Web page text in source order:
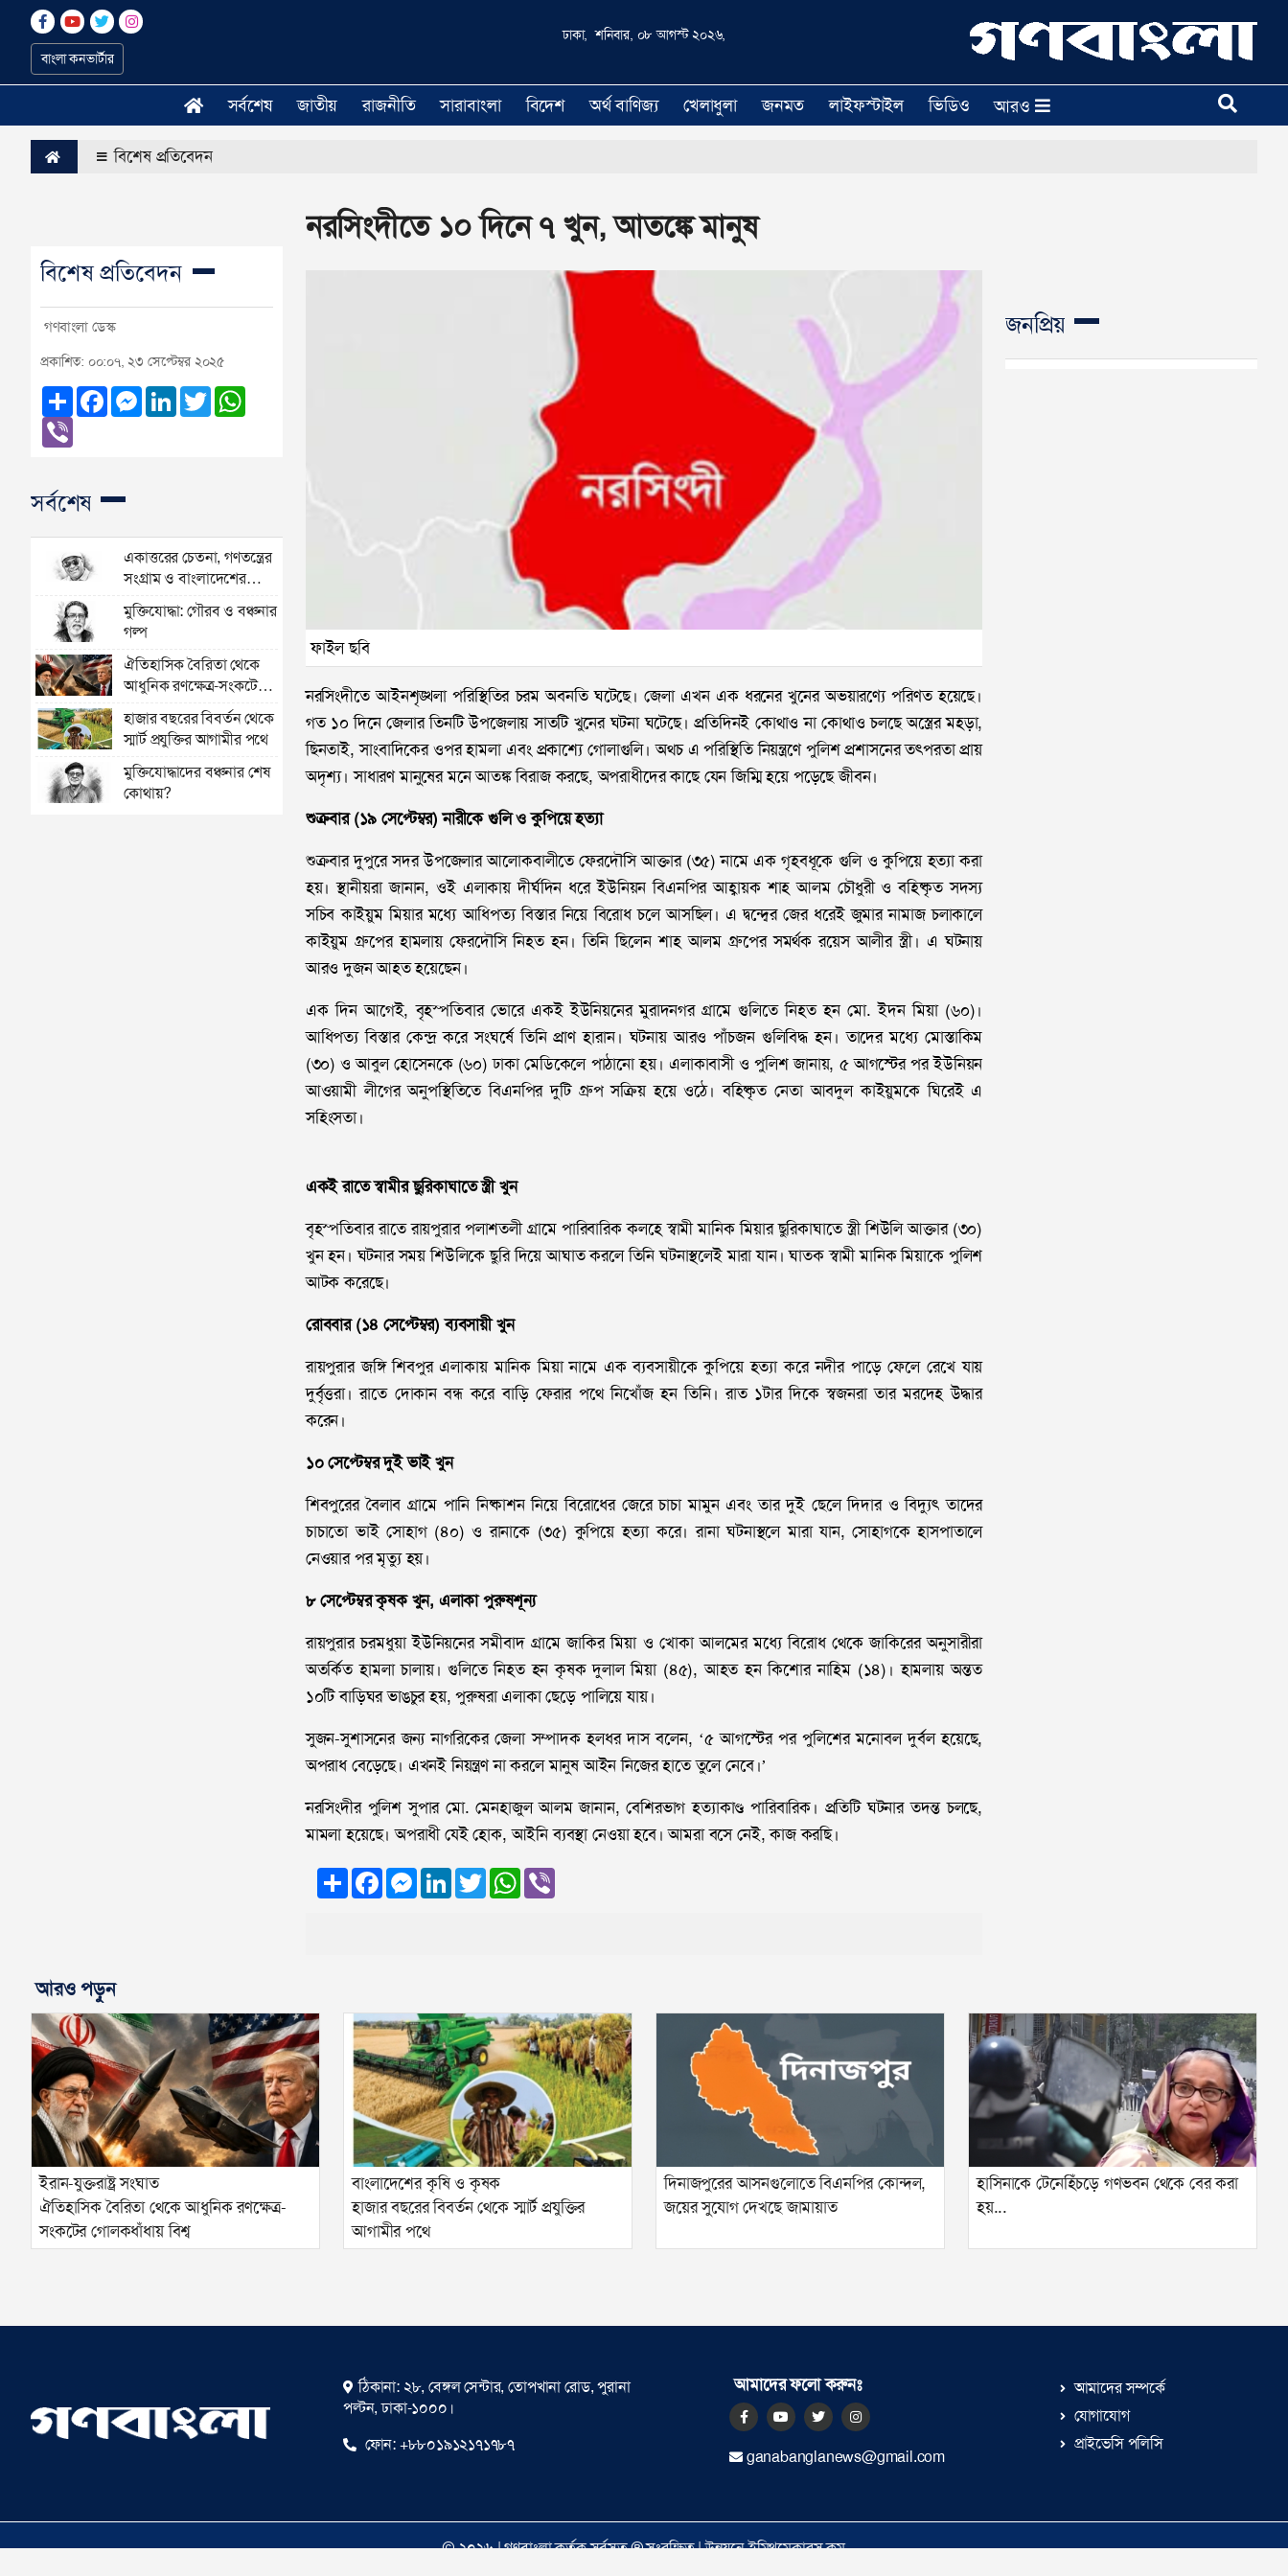
বাংলা কনভার্টার
ঢাকা, শনিবার, ০৮ আগস্ট ২০২৬,
সর্বশেষ জাতীয় রাজনীতি সারাবাংলা বিদেশ অর্থ বাণিজ্য খেলাধুলা জনমত লাইফস্টাইল ভিডিও আরও
বিশেষ প্রতিবেদন
নরসিংদীতে ১০ দিনে ৭ খুন, আতঙ্কে মানুষ
বিশেষ প্রতিবেদন
গণবাংলা ডেস্ক
প্রকাশিত: ০০:০৭, ২৩ সেপ্টেম্বর ২০২৫
ShareFacebookMessenger
LinkedIn
Twitter
সর্বশেষ
একাত্তরের চেতনা, গণতন্ত্রের
সংগ্রাম ও বাংলাদেশের
অভিযাত্রা
মুক্তিযোদ্ধা: গৌরব ও বঞ্চনার
গল্প
ঐতিহাসিক বৈরিতা থেকে
আধুনিক রণক্ষেত্র-সংকটের
গোলকধাঁধায় বিশ্ব
হাজার বছরের বিবর্তন থেকে
স্মার্ট প্রযুক্তির আগামীর পথে
মুক্তিযোদ্ধাদের বঞ্চনার শেষ
কোথায়?
ফাইল ছবি
নরসিংদীতে আইনশৃঙ্খলা পরিস্থিতির চরম অবনতি ঘটেছে। জেলা এখন এক ধরনের খুনের অভয়ারণ্যে পরিণত হয়েছে।
গত ১০ দিনে জেলার তিনটি উপজেলায় সাতটি খুনের ঘটনা ঘটেছে। প্রতিদিনই কোথাও না কোথাও চলছে অস্ত্রের মহড়া,
ছিনতাই, সাংবাদিকের ওপর হামলা এবং প্রকাশ্যে গোলাগুলি। অথচ এ পরিস্থিতি নিয়ন্ত্রণে পুলিশ প্রশাসনের তৎপরতা প্রায়
অদৃশ্য। সাধারণ মানুষের মনে আতঙ্ক বিরাজ করছে, অপরাধীদের কাছে যেন জিম্মি হয়ে পড়েছে জীবন।
শুক্রবার (১৯ সেপ্টেম্বর) নারীকে গুলি ও কুপিয়ে হত্যা
শুক্রবার দুপুরে সদর উপজেলার আলোকবালীতে ফেরদৌসি আক্তার (৩৫) নামে এক গৃহবধূকে গুলি ও কুপিয়ে হত্যা করা
হয়। স্থানীয়রা জানান, ওই এলাকায় দীর্ঘদিন ধরে ইউনিয়ন বিএনপির আহ্বায়ক শাহ আলম চৌধুরী ও বহিষ্কৃত সদস্য
সচিব কাইয়ুম মিয়ার মধ্যে আধিপত্য বিস্তার নিয়ে বিরোধ চলে আসছিল। এ দ্বন্দ্বের জের ধরেই জুমার নামাজ চলাকালে
কাইয়ুম গ্রুপের হামলায় ফেরদৌসি নিহত হন। তিনি ছিলেন শাহ আলম গ্রুপের সমর্থক রয়েস আলীর স্ত্রী। এ ঘটনায়
আরও দুজন আহত হয়েছেন।
এক দিন আগেই, বৃহস্পতিবার ভোরে একই ইউনিয়নের মুরাদনগর গ্রামে গুলিতে নিহত হন মো. ইদন মিয়া (৬০)।
আধিপত্য বিস্তার কেন্দ্র করে সংঘর্ষে তিনি প্রাণ হারান। ঘটনায় আরও পাঁচজন গুলিবিদ্ধ হন। তাদের মধ্যে মোস্তাকিম
(৩০) ও আবুল হোসেনকে (৬০) ঢাকা মেডিকেলে পাঠানো হয়। এলাকাবাসী ও পুলিশ জানায়, ৫ আগস্টের পর ইউনিয়ন
আওয়ামী লীগের অনুপস্থিতিতে বিএনপির দুটি গ্রুপ সক্রিয় হয়ে ওঠে। বহিষ্কৃত নেতা আবদুল কাইয়ুমকে ঘিরেই এ
সহিংসতা।
একই রাতে স্বামীর ছুরিকাঘাতে স্ত্রী খুন
বৃহস্পতিবার রাতে রায়পুরার পলাশতলী গ্রামে পারিবারিক কলহে স্বামী মানিক মিয়ার ছুরিকাঘাতে স্ত্রী শিউলি আক্তার (৩০)
খুন হন। ঘটনার সময় শিউলিকে ছুরি দিয়ে আঘাত করলে তিনি ঘটনাস্থলেই মারা যান। ঘাতক স্বামী মানিক মিয়াকে পুলিশ
আটক করেছে।
রোববার (১৪ সেপ্টেম্বর) ব্যবসায়ী খুন
রায়পুরার জঙ্গি শিবপুর এলাকায় মানিক মিয়া নামে এক ব্যবসায়ীকে কুপিয়ে হত্যা করে নদীর পাড়ে ফেলে রেখে যায়
দুর্বৃত্তরা। রাতে দোকান বন্ধ করে বাড়ি ফেরার পথে নিখোঁজ হন তিনি। রাত ১টার দিকে স্বজনরা তার মরদেহ উদ্ধার
করেন।
১০ সেপ্টেম্বর দুই ভাই খুন
শিবপুরের বৈলাব গ্রামে পানি নিষ্কাশন নিয়ে বিরোধের জেরে চাচা মামুন এবং তার দুই ছেলে দিদার ও বিদ্যুৎ তাদের
চাচাতো ভাই সোহাগ (৪০) ও রানাকে (৩৫) কুপিয়ে হত্যা করে। রানা ঘটনাস্থলে মারা যান, সোহাগকে হাসপাতালে
নেওয়ার পর মৃত্যু হয়।
৮ সেপ্টেম্বর কৃষক খুন, এলাকা পুরুষশূন্য
রায়পুরার চরমধুয়া ইউনিয়নের সমীবাদ গ্রামে জাকির মিয়া ও খোকা আলমের মধ্যে বিরোধ থেকে জাকিরের অনুসারীরা
অতর্কিত হামলা চালায়। গুলিতে নিহত হন কৃষক দুলাল মিয়া (৪৫), আহত হন কিশোর নাহিম (১৪)। হামলায় অন্তত
১০টি বাড়িঘর ভাঙচুর হয়, পুরুষরা এলাকা ছেড়ে পালিয়ে যায়।
সুজন-সুশাসনের জন্য নাগরিকের জেলা সম্পাদক হলধর দাস বলেন, ‘৫ আগস্টের পর পুলিশের মনোবল দুর্বল হয়েছে,
অপরাধ বেড়েছে। এখনই নিয়ন্ত্রণ না করলে মানুষ আইন নিজের হাতে তুলে নেবে।’
নরসিংদীর পুলিশ সুপার মো. মেনহাজুল আলম জানান, বেশিরভাগ হত্যাকাণ্ড পারিবারিক। প্রতিটি ঘটনার তদন্ত চলছে,
মামলা হয়েছে। অপরাধী যেই হোক, আইনি ব্যবস্থা নেওয়া হবে। আমরা বসে নেই, কাজ করছি।
ShareFacebookMessenger
LinkedInTwitterWhatsApp
Viber
জনপ্রিয়
আরও পড়ুন
ইরান-যুক্তরাষ্ট্র সংঘাত
ঐতিহাসিক বৈরিতা থেকে আধুনিক রণক্ষেত্র-
সংকটের গোলকধাঁধায় বিশ্ব
বাংলাদেশের কৃষি ও কৃষক
হাজার বছরের বিবর্তন থেকে স্মার্ট প্রযুক্তির
আগামীর পথে
দিনাজপুরের আসনগুলোতে বিএনপির কোন্দল,
জয়ের সুযোগ দেখছে জামায়াত
হাসিনাকে টেনেহিঁচড়ে গণভবন থেকে বের করা
হয়...
ঠিকানা: ২৮, বেঙ্গল সেন্টার, তোপখানা রোড, পুরানা
পল্টন, ঢাকা-১০০০।
ফোন:+৮৮০১৯১২১৭১৭৮৭
আমাদের ফলো করুনঃ
ganabanglanews@gmail.com
আমাদের সম্পর্কে
যোগাযোগ
প্রাইভেসি পলিসি
© ২০২৬ |গণবাংলাকর্তৃক সর্বসত্ব ® সংরক্ষিত | উন্নয়নেইমিথমেকারস.কম